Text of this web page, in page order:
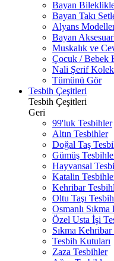
Bayan
Bayan Takı
Alyans
Bayan
Muskalık ve
Çocuk / Bebek
Nali Şerif
Tümünü Gör
Tesbih Çeşitleri
Tesbih Çeşitleri
Geri
99'luk Tesbihler
Altın Tesbihler
Doğal Taş
Gümüş
Hayvansal
Katalin
Kehribar
Oltu Taşı
Osmanlı
Özel Usta İşi
Sıkma
Tesbih Kutuları
Zaza Tesbihler